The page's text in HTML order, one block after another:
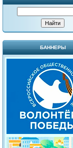
БАННЕРЫ